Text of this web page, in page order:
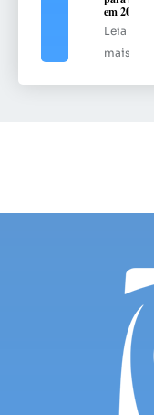
em 2025
Leia
mais